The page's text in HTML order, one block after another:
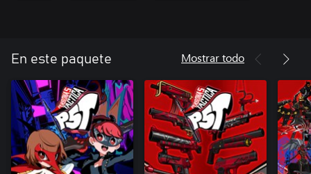
En este paquete Mostrar todo